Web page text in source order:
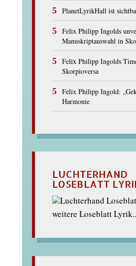
PlanetLyrikHall ist
Felix Philipp Ingolds
Manuskriptauswahl in
Felix Philipp Ingolds
Skorpioversa
Felix Philipp Ingold:
Harmonie
LUCHTERHAND
LOSEBLATT
weitere Loseblatt